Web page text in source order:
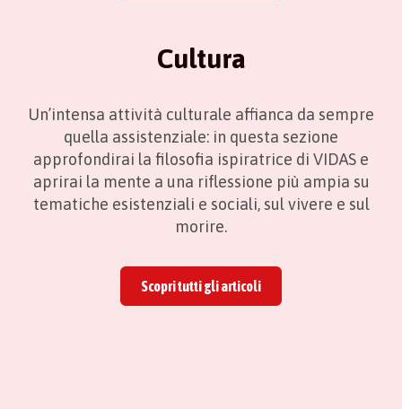
Cultura
Un’intensa attività culturale affianca da sempre
quella assistenziale: in questa sezione
approfondirai la filosofia ispiratrice di VIDAS e
aprirai la mente a una riflessione più ampia su
tematiche esistenziali e sociali, sul vivere e sul
morire.
Scopri tutti gli articoli